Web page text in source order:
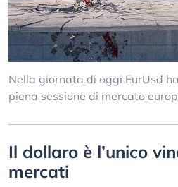
Nella giornata di oggi EurUsd
piena sessione di mercato
Il dollaro è l’unico
mercati